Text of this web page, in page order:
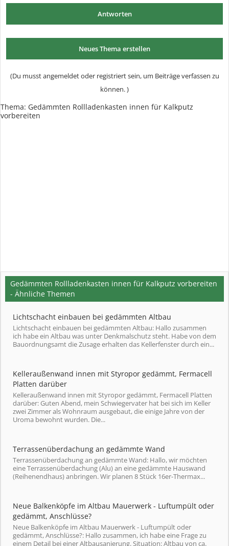
Antworten
Neues Thema erstellen
(Du musst angemeldet oder registriert sein, um Beiträge verfassen zu
können. )
Thema: Gedämmten Rollladenkasten innen für Kalkputz
vorbereiten
Gedämmten Rollladenkasten innen für Kalkputz vorbereiten
- Ähnliche Themen
Lichtschacht einbauen bei gedämmten Altbau
Lichtschacht einbauen bei gedämmten Altbau: Hallo zusammen
ich habe ein Altbau was unter Denkmalschutz steht. Habe von dem
Bauordnungsamt die Zusage erhalten das Kellerfenster durch ein...
Kelleraußenwand innen mit Styropor gedämmt, Fermacell
Platten darüber
Kelleraußenwand innen mit Styropor gedämmt, Fermacell Platten
darüber: Guten Abend, mein Schwiegervater hat bei sich im Keller
zwei Zimmer als Wohnraum ausgebaut, die einige Jahre von der
Uroma bewohnt wurden. Die...
Terrassenüberdachung an gedämmte Wand
Terrassenüberdachung an gedämmte Wand: Hallo, wir möchten
eine Terrassenüberdachung (Alu) an eine gedämmte Hauswand
(Reihenendhaus) anbringen. Wir planen 8 Stück 16er-Thermax...
Neue Balkenköpfe im Altbau Mauerwerk - Luftumpült oder
gedämmt, Anschlüsse?
Neue Balkenköpfe im Altbau Mauerwerk - Luftumpült oder
gedämmt, Anschlüsse?: Hallo zusammen, ich habe eine Frage zu
einem Detail bei einer Altbausanierung. Situation: Altbau von ca.